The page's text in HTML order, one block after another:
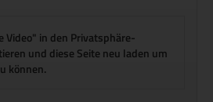
Video" in den Privatsphäre-
und diese Seite neu laden um
können.